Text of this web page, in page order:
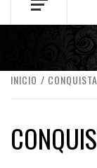
INICIO